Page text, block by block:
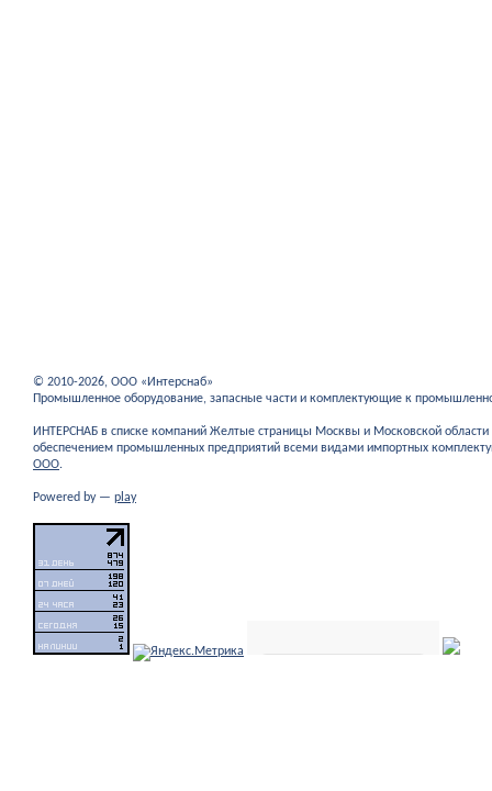
© 2010-2026, ООО «Интерснаб»
Промышленное оборудование, запасные части и комплектующие к
ИНТЕРСНАБ в списке компаний Желтые страницы Москвы и Московской
обеспечением промышленных предприятий всеми видами импортных
ООО.
Powered by — play